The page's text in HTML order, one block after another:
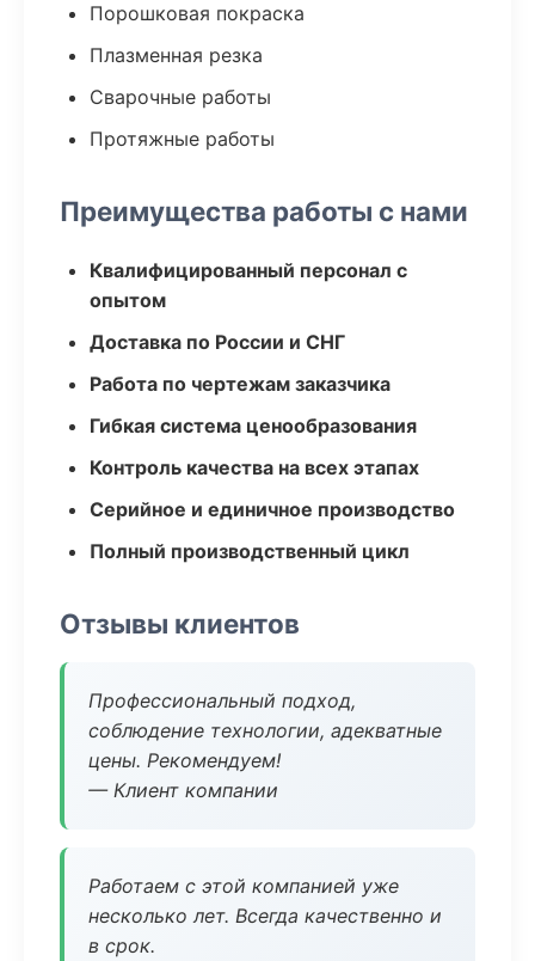
Порошковая покраска
Плазменная резка
Сварочные работы
Протяжные работы
Преимущества работы с нами
Квалифицированный персонал с
опытом
Доставка по России и СНГ
Работа по чертежам заказчика
Гибкая система ценообразования
Контроль качества на всех этапах
Серийное и единичное производство
Полный производственный цикл
Отзывы клиентов
Профессиональный подход,
соблюдение технологии, адекватные
цены. Рекомендуем!
— Клиент компании
Работаем с этой компанией уже
несколько лет. Всегда качественно и
в срок.